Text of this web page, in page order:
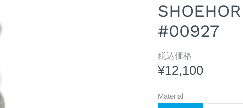
#00927
税込価格
¥12,100
Material